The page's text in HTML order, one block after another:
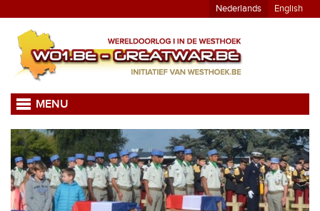
Nederlands English
MENU